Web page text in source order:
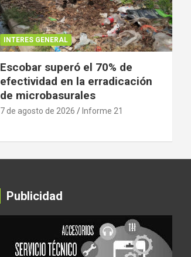
INTERES GENERAL
Escobar superó el 70% de
efectividad en la erradicación
de microbasurales
7 de agosto de 2026 Informe 21
Publicidad